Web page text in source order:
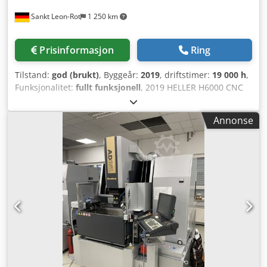
Tilbehør og utstyr: >> Opto-elektronisk målesystem med
Håndhjul for verktøyholder >> Avsugsanlegg >>
Maskinlampe Om maskinen: Til salgs er en universal
Maskinen er egnet for sliping av høy-presisjonsdeler. Med
S11 kan enkeltstykker og små serier slipes overraskende
raskt, effektivt og fleksibelt – med høyest
betjeningskomfort. Deckel S11 er i meget god stand. Den
er mekanisk og elektrisk kontrollert. Benytt anledning til å
se og prøve maskinen under strøm hos oss.
Sankt Leon-Rot 1 250 km
Prisinformasjon Ring
Tilstand: god (brukt), Byggeår: 2019, driftstimer: 19 000 h,
Funksjonalitet: fullt funksjonell, 2019 HELLER H6000 CNC
dobbelpallet horisontalt bearbeidingssenter CNC
horisontalt bearbeidingssenter med dobbelpallet Få
driftstimer, énskiftsmaskin, meget god stand Produsent:
HELLER Modell: H6000 Årsmodell: 2019 Maskintype: CNC
horisontalt bearbeidingssenter Palletsystem: Dobbelpallet
/ 2-pallets-system Serienummer: MXXXXX (på forespørsel)
Palletstørrelse: 630 x 630 mm Maksimal pallelast: 1 000 kg
Maksimal arbeidsstykkehøyde: 1 200 mm Akselengder: X-
akse: 1 000 mm Y-akse: 1 000 mm Z-akse: 1 000 mm B-akse:
360° / 0,001° inndeling Hurtiggående hastigheter: X-akse:
50 000 mm/min Y-akse: 50 000 mm/min Z-akse: 75 000
mm/min B-akse: 25 o/min Matingkrefter: X-akse / Y-akse:
15 000 N ved 40 % intermittens Z-akse: 20 000 N ved 40 %
intermittens Spindelens turtallsområde: 5 – 6 000 o/min
Annonse